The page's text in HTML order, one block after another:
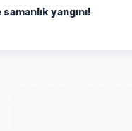
yangını!